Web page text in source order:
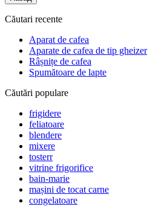
Căutari recente
Aparat de cafea
Aparate de cafea de tip gheizer
Râșnițe de cafea
Spumătoare de lapte
Căutări populare
frigidere
feliatoare
blendere
mixere
tosterr
vitrine frigorifice
bain-marie
mașini de tocat carne
congelatoare